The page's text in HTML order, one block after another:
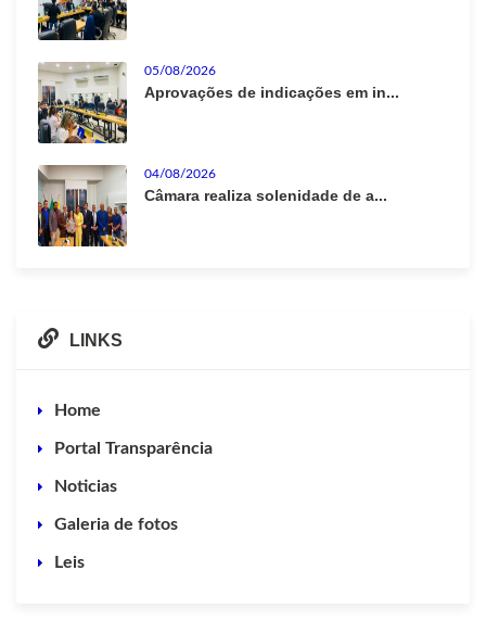
05/08/2026
Aprovações de indicações em in...
04/08/2026
Câmara realiza solenidade de a...
LINKS
Home
Portal Transparência
Noticias
Galeria de fotos
Leis